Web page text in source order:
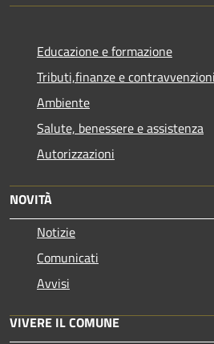
Educazione e formazione
Tributi,finanze e contravvenzioni
Ambiente
Salute, benessere e assistenza
Autorizzazioni
NOVITÀ
Notizie
Comunicati
Avvisi
VIVERE IL COMUNE